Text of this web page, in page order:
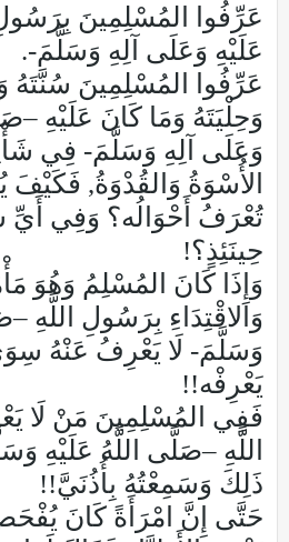
عَرِّفُوا المُسْلِمِينَ
عَلَيْهِ وَعَلَى آلِهِ وَسَلَّمَ-.
عَرِّفُوا المُسْلِمِينَ سُنَّتَهُ
وَحِلْيَتَهُ وَمَا كَانَ عَلَيْهِ
وَعَلَى آلِهِ وَسَلَّمَ- فِي
الأُسْوَةُ وَالقُدْوَةُ, فَكَيْفَ
تُعْرَفُ أَحْوَالُه؟ وَفِي أَيِّ
حِينَئِذٍ؟!
وَإِذَا كَانَ المُسْلِمُ وَهُوَ
وَالاقْتِدَاءِ بِرَسُولِ اللَّهِ
وَسَلَّمَ- لَا يَعْرِفُ عَنْهُ
يَعْرِفْه!!
فَفِي المُسْلِمِينَ مَنْ لَا
اللَّهِ –صَلَّى اللَّهُ عَلَيْهِ
ذَلِكَ وَسَمِعْتُهُ بِأُذُنَيَّ!!
حَتَّى إِنَّ امْرَأَةً كَانَ